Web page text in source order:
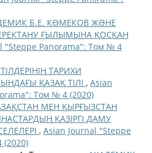
Б.Е. КӨМЕКОВ ЖƏНЕ
ҒЫЛЫМЫНА ҚОСҚАН
"Steppe Panorama": Том № 4
ТАРИХИ
ҚАЗАҚ ТІЛІ , Asian
Том № 4 (2020)
МЕН ҚЫРҒЫЗСТАН
ҚАЗІРГІ ДАМУ
, Asian Journal "Steppe